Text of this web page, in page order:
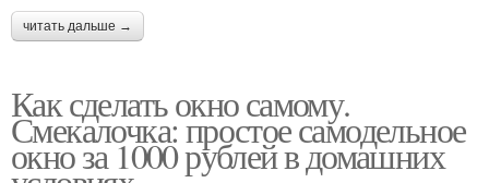
читать дальше →
Как сделать окно самому.
Смекалочка: простое самодельное
окно за 1000 рублей в домашних